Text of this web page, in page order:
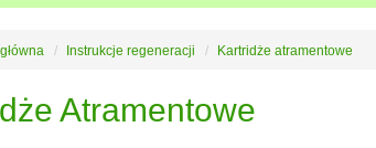
Instrukcje regeneracji Kartridże atramentowe
Atramentowe